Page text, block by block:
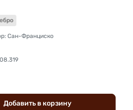
Сан-Франциско
Добавить вкорзину